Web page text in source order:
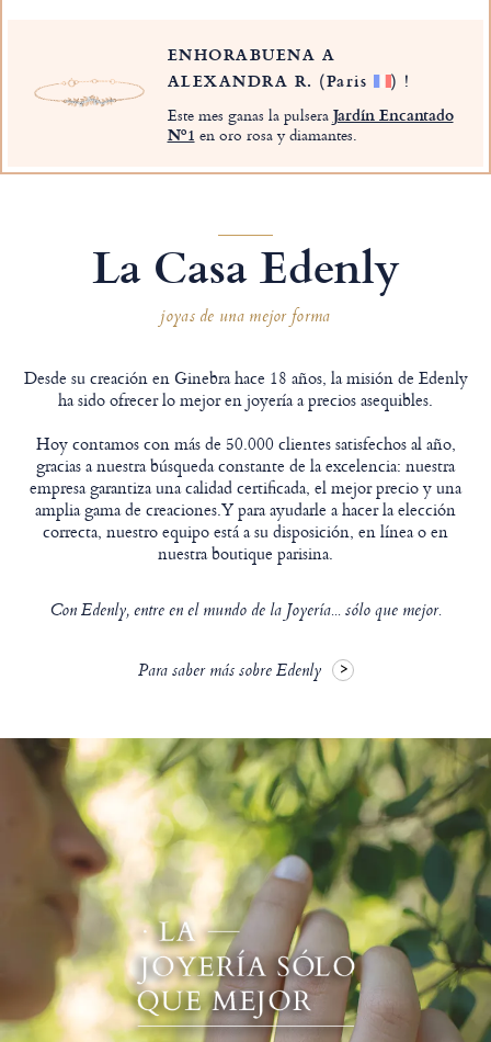
ENHORABUENA A
ALEXANDRA R. (Paris ) !
Este mes ganas la pulseraJardín Encantado
Nº1 en oro rosa y diamantes.
La Casa Edenly
joyas de una mejor forma
Desde su creación en Ginebra hace 18 años, la misión de Edenly
ha sido ofrecer lo mejor en joyería a precios asequibles.
Hoy contamos con más de 50.000 clientes satisfechos al año,
gracias a nuestra búsqueda constante de la excelencia: nuestra
empresa garantiza una calidad certificada, el mejor precio y una
amplia gama de creaciones.Y para ayudarle a hacer la elección
correcta, nuestro equipo está a su disposición, en línea o en
nuestra boutique parisina.
Con Edenly, entre en el mundo de la Joyería... sólo que mejor.
Para saber más sobre Edenly